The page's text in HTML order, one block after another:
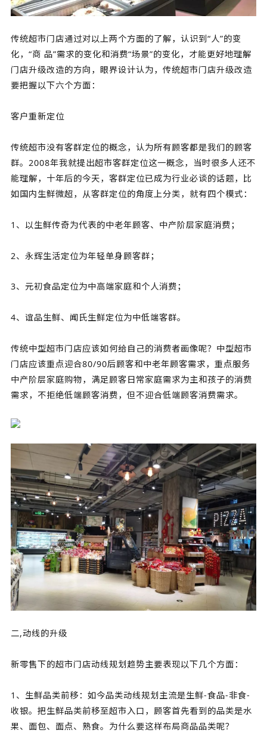
传统超市门店通过对以上两个方面的了解，认识到“人”的变
化，“商 品”需求的变化和消费“场景”的变化，才能更好地理解
门店升级改造的方向，眼界设计认为，传统超市门店升级改造
要把握以下六个方面：
客户重新定位
传统超市没有客群定位的概念，认为所有顾客都是我们的顾客
群。2008年我就提出超市客群定位这一概念，当时很多人还不
能理解，十年后的今天，客群定位已成为行业必谈的话题，比
如国内生鲜微超，从客群定位的角度上分类，就有四个模式：
1、以生鲜传奇为代表的中老年顾客、中产阶层家庭消费；
2、永辉生活定位为年轻单身顾客群；
3、元初食品定位为中高端家庭和个人消费；
4、谊品生鲜、闻氏生鲜定位为中低端客群。
传统中型超市门店应该如何给自己的消费者画像呢？中型超市
门店应该重点迎合80/90后顾客和中老年顾客需求，重点服务
中产阶层家庭购物，满足顾客日常家庭需求为主和孩子的消费
需求，不拒绝低端顾客消费，但不迎合低端顾客消费需求。
二,动线的升级
新零售下的超市门店动线规划趋势主要表现以下几个方面：
1、生鲜品类前移：如今品类动线规划主流是生鲜-食品-非食-
收银。把生鲜品类前移至超市入口，顾客首先看到的品类是水
果、面包、面点、熟食。为什么要这样布局商品品类呢？